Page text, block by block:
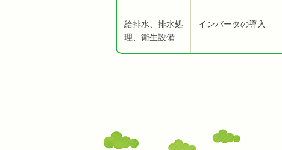
給排水、排水処
理、衛生設備
インバータの導入